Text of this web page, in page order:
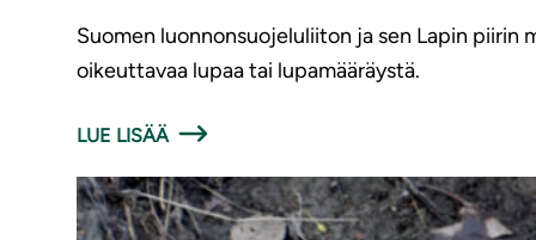
Suomen luonnonsuojeluliiton ja sen Lapin piirin
oikeuttavaa lupaa tai lupamääräystä.
LUE LISÄÄ